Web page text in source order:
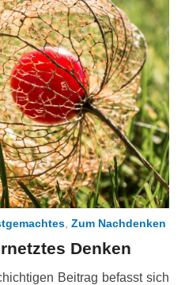
, Zum Nachdenken
Denken
Beitrag befasst sich